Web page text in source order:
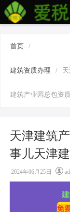
首页
首页 /
建筑资质办理 /
建筑产业园总包资
天津建筑
事儿天津
2024年06月25日